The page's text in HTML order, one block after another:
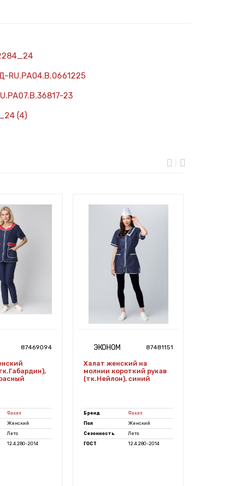
RU.РА04.В.0661225
23
(4)
87469094
Факел
Женский
Лето
12.4.280-2014
ЭКОНОМ 87481151
Халат женский на
молнии короткий рукав
(тк.Нейлон), синий
Бренд
Факел
Пол
Женский
Сезонность
Лето
ГОСТ
12.4.280-2014